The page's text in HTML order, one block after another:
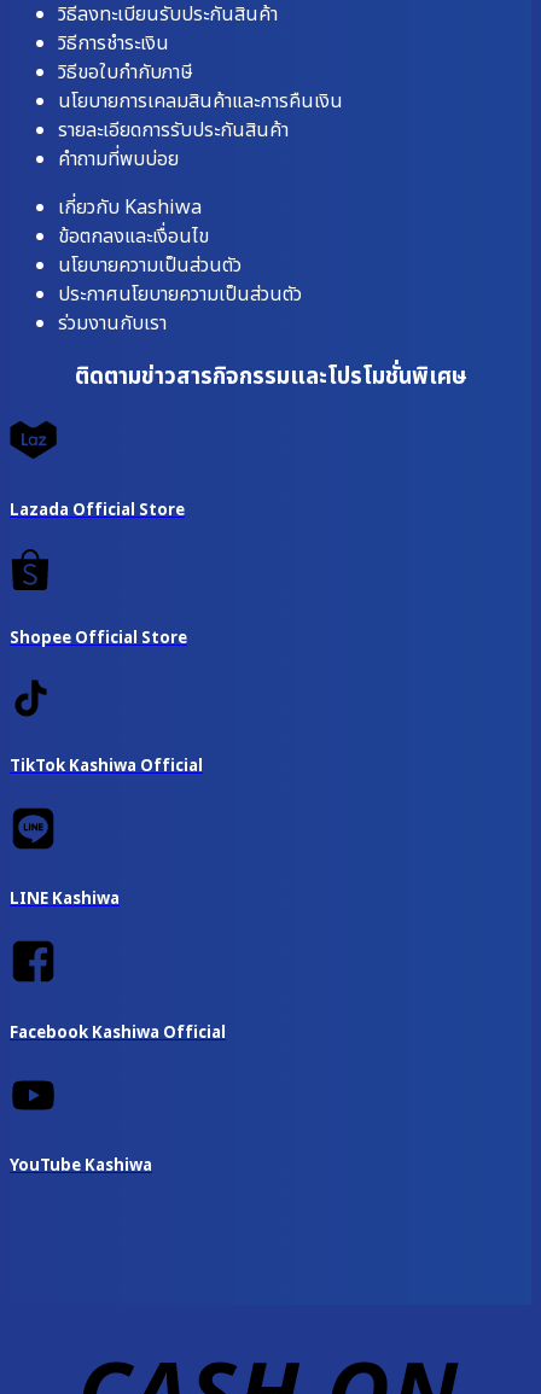
วิธีลงทะเบียนรับประกันสินค้า
วิธีการชำระเงิน
วิธีขอใบกำกับภาษี
นโยบายการเคลมสินค้าและการคืนเงิน
รายละเอียดการรับประกันสินค้า
คำถามที่พบบ่อย
เกี่ยวกับ Kashiwa
ข้อตกลงและเงื่อนไข
นโยบายความเป็นส่วนตัว
ประกาศนโยบายความเป็นส่วนตัว
ร่วมงานกับเรา
ติดตามข่าวสารกิจกรรมและโปรโมชั่นพิเศษ
Lazada Official Store
Shopee Official Store
TikTok Kashiwa Official
LINE Kashiwa
Facebook Kashiwa Official
YouTube Kashiwa